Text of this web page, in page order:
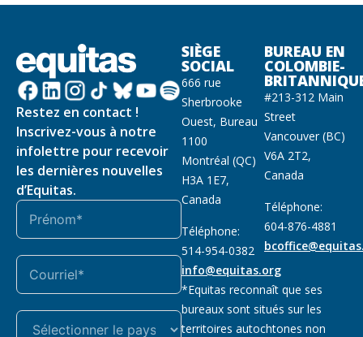
Restez en contact !
Inscrivez-vous à notre
infolettre pour recevoir
les dernières nouvelles
d’Equitas.
SIÈGE
SOCIAL
666 rue
Sherbrooke
Ouest, Bureau
1100
Montréal (QC)
H3A 1E7,
Canada
Téléphone:
514-954-0382
info@equitas.org
BUREAU EN
COLOMBIE-
#213-312 Main
Street
Vancouver (BC)
V6A 2T2,
Canada
Téléphone:
604-876-4881
*Equitas reconnaît que ses
bureaux sont situés sur les
territoires autochtones non